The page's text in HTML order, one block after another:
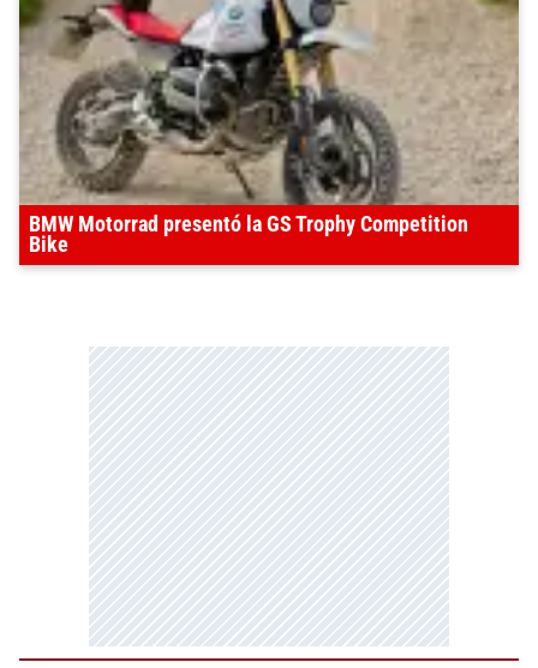
BMW Motorrad presentó la GS Trophy Competition
Bike